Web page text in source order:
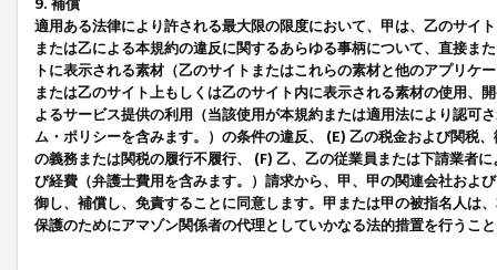
9. 補償
適用ある法律により許される最大限の限度において、甲は、乙のサイ
または乙による本規約の違反に関するあらゆる事柄について、直接ま
トに表示される素材（乙のサイトまたはこれらの素材と他のアプリ
または乙のサイト上もしくは乙のサイト内に表示される素材の使用、
よるサービス提供の利用（当該使用が本規約または適用法により認可
ム・ポリシーを含みます。）の条件の違反、 (E) 乙の税金および関税
の義務または関税の履行不履行、 (F) 乙、乙の従業員または下請業者
び経費（弁護士費用を含みます。）請求から、甲、甲の関連会社およ
御し、補償し、免責することに同意します。甲または甲の被指名人は
保護のためにアマゾン関係者の代理としていかなる法的措置を行うこ